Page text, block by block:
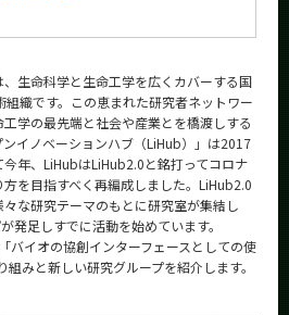
生命科学と生命工学を広くカバーする国
織です。この恵まれた研究者ネットワー
学の最先端と社会や産業とを橋渡しする
イノベーションハブ（LiHub）」は2017
年、LiHubはLiHub2.0と銘打ってコロナ
を目指すべく再編成しました。LiHub2.0
な研究テーマのもとに研究室が集結し
発足しすでに活動を始めています。
バイオの協創インターフェースとしての使
みと新しい研究グループを紹介します。
CLOSE